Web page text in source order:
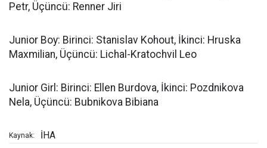
Petr, Üçüncü: Renner Jiri
Junior Boy: Birinci: Stanislav Kohout, İkinci: Hruska
Maxmilian, Üçüncü: Lichal-Kratochvil Leo
Junior Girl: Birinci: Ellen Burdova, İkinci: Pozdnikova
Nela, Üçüncü: Bubnikova Bibiana
Kaynak: İHA